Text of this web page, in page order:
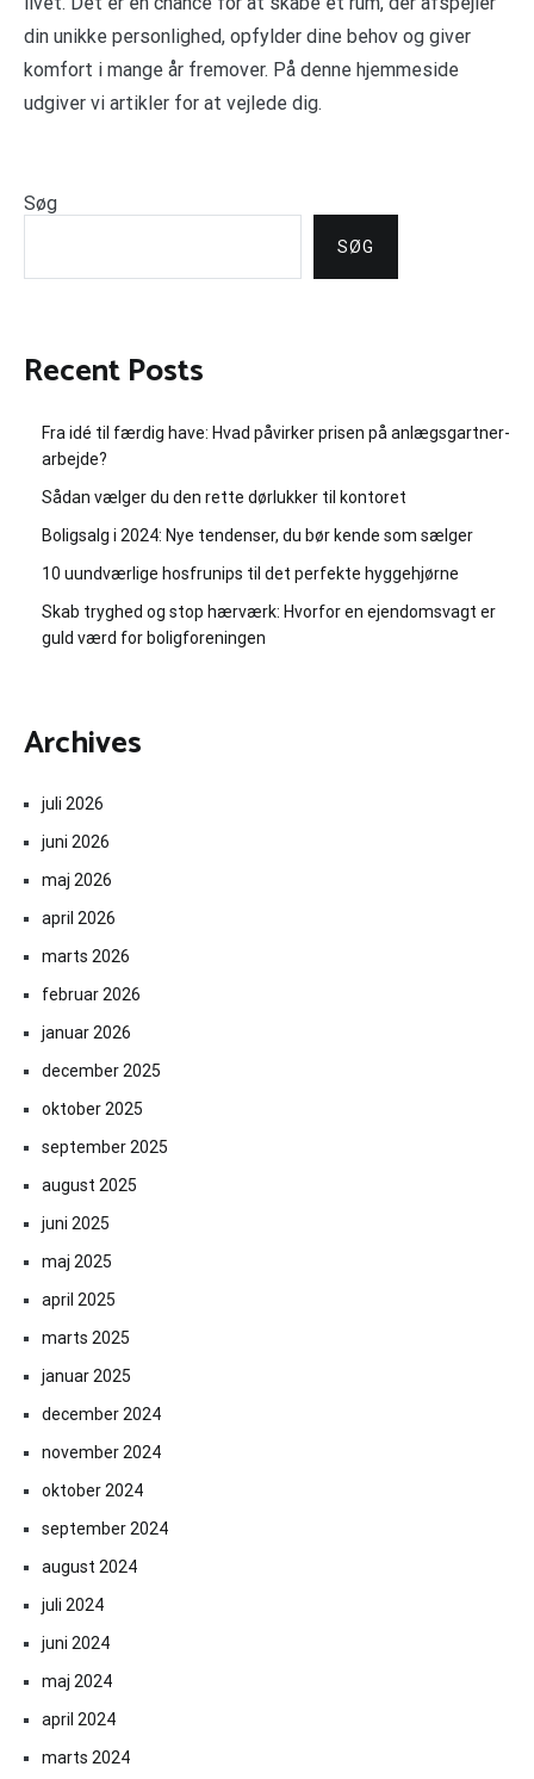
din unikke personlighed, opfylder dine behov og giver
komfort i mange år fremover. På denne hjemmeside
udgiver vi artikler for at vejlede dig.
Søg
SØG
Recent Posts
Fra idé til færdig have: Hvad påvirker prisen på anlægsgartner-
arbejde?
Sådan vælger du den rette dørlukker til kontoret
Boligsalg i 2024: Nye tendenser, du bør kende som sælger
10 uundværlige hosfrunips til det perfekte hyggehjørne
Skab tryghed og stop hærværk: Hvorfor en ejendomsvagt er
guld værd for boligforeningen
Archives
juli 2026
juni 2026
maj 2026
april 2026
marts 2026
februar 2026
januar 2026
december 2025
oktober 2025
september 2025
august 2025
juni 2025
maj 2025
april 2025
marts 2025
januar 2025
december 2024
november 2024
oktober 2024
september 2024
august 2024
juli 2024
juni 2024
maj 2024
april 2024
marts 2024